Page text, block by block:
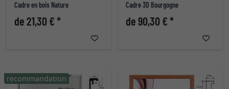
Cadre en bois Nature
de 21,30 € *
Cadre 3D Bourgogne
de 90,30 € *
recommandation